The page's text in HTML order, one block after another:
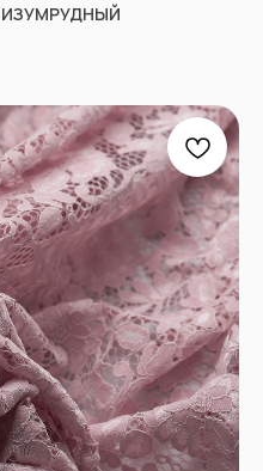
ИЗУМРУДНЫЙ